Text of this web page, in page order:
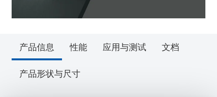
产品信息 性能 应用与测试 文档
产品形状与尺寸